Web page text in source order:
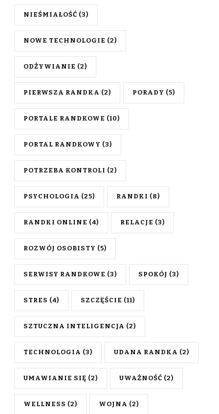
NIEŚMIAŁOŚĆ (3)
NOWE TECHNOLOGIE (2)
ODŻYWIANIE (2)
PIERWSZA RANDKA (2) PORADY (5)
PORTALE RANDKOWE (10)
PORTAL RANDKOWY (3)
POTRZEBA KONTROLI (2)
PSYCHOLOGIA (25) RANDKI (8)
RANDKI ONLINE (4) RELACJE (3)
ROZWÓJ OSOBISTY (5)
SERWISY RANDKOWE (3) SPOKÓJ (3)
STRES (4) SZCZĘŚCIE (11)
SZTUCZNA INTELIGENCJA (2)
TECHNOLOGIA (3) UDANA RANDKA (2)
UMAWIANIE SIĘ (2) UWAŻNOŚĆ (2)
WELLNESS (2) WOJNA (2)